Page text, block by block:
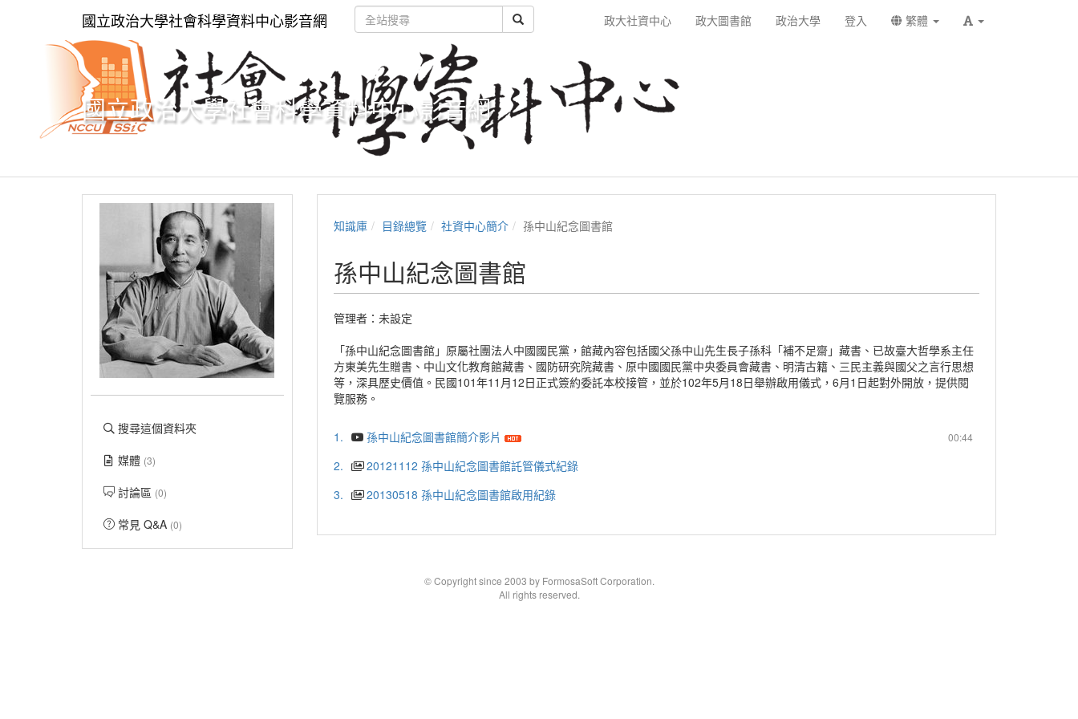
國立政治大學社會科學資料中心影音網 政大社資中心 政大圖書館 政治大學 登入 繁體
國立政治大學社會科學資料中心影音網
搜尋這個資料夾
媒體 (3)
討論區 (0)
常見 Q&A (0)
知識庫 目錄總覽 社資中心簡介 孫中山紀念圖書館
孫中山紀念圖書館
管理者：未設定
「孫中山紀念圖書館」原屬社團法人中國國民黨，館藏內容包括國父孫中山先生長子孫科「補不足齋」藏書、已故臺大哲學系主任
方東美先生贈書、中山文化教育館藏書、國防研究院藏書、原中國國民黨中央委員會藏書、明清古籍、三民主義與國父之言行思想
等，深具歷史價值。民國101年11月12日正式簽約委託本校接管，並於102年5月18日舉辦啟用儀式，6月1日起對外開放，提供閱
覽服務。
1. 00:44
孫中山紀念圖書館簡介影片
2.
20121112 孫中山紀念圖書館託管儀式紀錄
3.
20130518 孫中山紀念圖書館啟用紀錄
© Copyright since 2003 by FormosaSoft Corporation.
All rights reserved.